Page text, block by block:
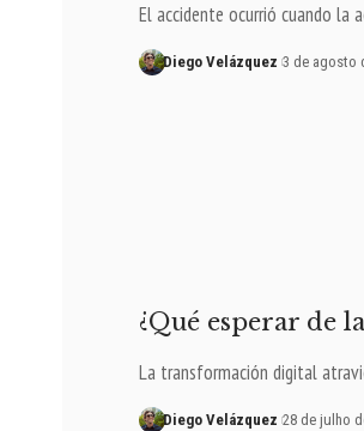
El accidente ocurrió cuando la
Diego Velázquez 3 de agosto
¿Qué esperar de
La transformación digital
Diego Velázquez 28 de julho